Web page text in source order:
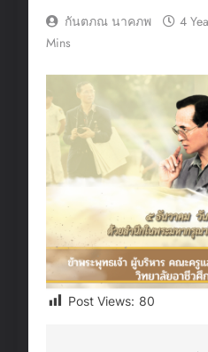
กันตภณ นาคภพ 4
Mins
Post Views: 80